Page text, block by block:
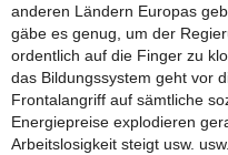
anderen Ländern Europas
gäbe es genug, um der
ordentlich auf die Finger zu
das Bildungssystem geht vor
Frontalangriff auf sämtliche
Energiepreise explodieren
Arbeitslosigkeit steigt usw.